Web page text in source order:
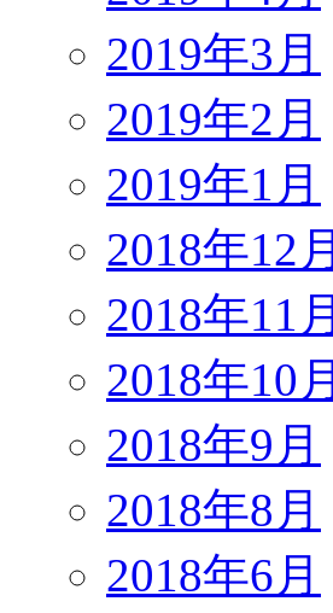
2019年3月
2019年2月
2019年1月
2018年12月
2018年11月
2018年10月
2018年9月
2018年8月
2018年6月